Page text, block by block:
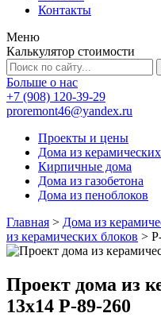
Контакты
Меню
Калькулятор стоимости
Больше о нас
+7 (908) 120-39-29
proremont46@yandex.ru
Проекты и цены
Дома из
Кирпичные дома
Дома из газобетона
Дома из пеноблоков
Главная > Дома из
из керамических блоков >
Проект дома из
13x14 Р-89-260